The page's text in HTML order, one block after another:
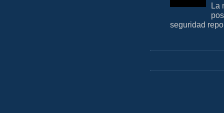
La
seguridad